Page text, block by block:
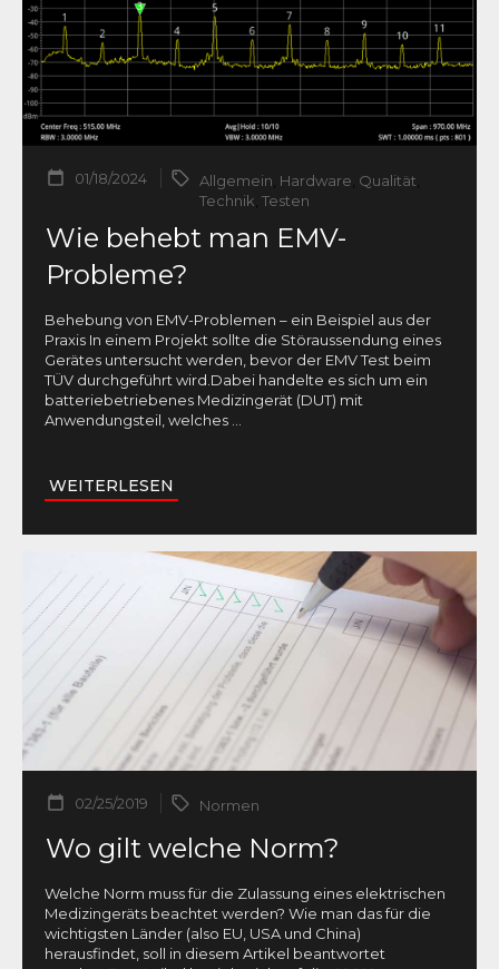
01/18/2024 Allgemein Hardware Qualität
Technik Testen
Wie behebt man EMV-
Probleme?
Behebung von EMV-Problemen – ein Beispiel aus der
Praxis In einem Projekt sollte die Störaussendung eines
Gerätes untersucht werden, bevor der EMV Test beim
TÜV durchgeführt wird.Dabei handelte es sich um ein
batteriebetriebenes Medizingerät (DUT) mit
Anwendungsteil, welches
WEITERLESEN
02/25/2019 Normen
Wo gilt welche Norm?
Welche Norm muss für die Zulassung eines elektrischen
Medizingeräts beachtet werden? Wie man das für die
wichtigsten Länder (also EU, USA und China)
herausfindet, soll in diesem Artikel beantwortet